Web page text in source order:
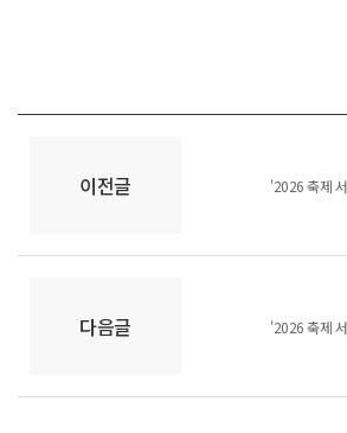
이전글
다음글